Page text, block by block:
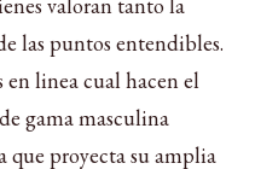
valoran tanto la
las puntos entendibles.
en linea cual hacen el
gama masculina
que proyecta su amplia